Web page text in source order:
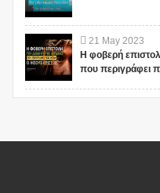
21 May 2023
Η φοβερή
που περιγράφει